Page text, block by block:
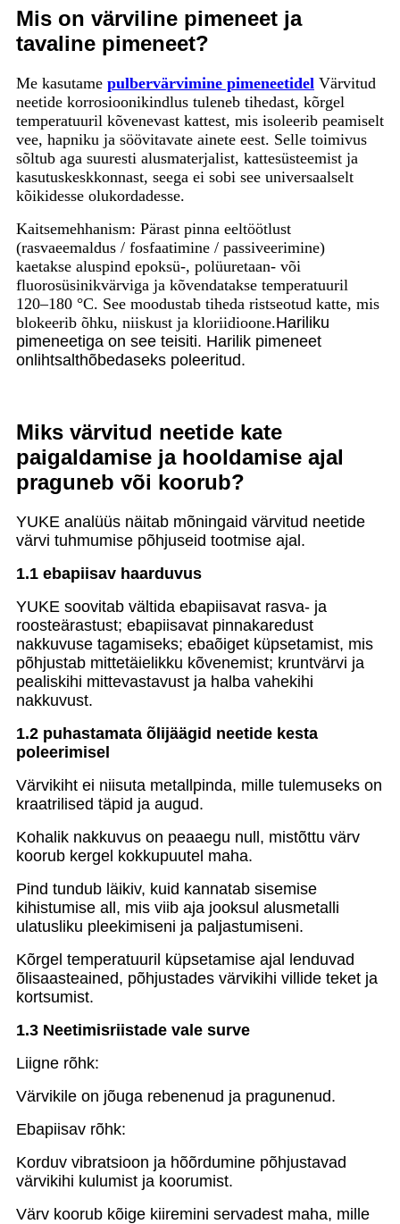
Mis on värviline pimeneet ja
tavaline pimeneet?
Me kasutame pulbervärvimine pimeneetidel Värvitud
neetide korrosioonikindlus tuleneb tihedast, kõrgel
temperatuuril kõvenevast kattest, mis isoleerib peamiselt
vee, hapniku ja söövitavate ainete eest. Selle toimivus
sõltub aga suuresti alusmaterjalist, kattesüsteemist ja
kasutuskeskkonnast, seega ei sobi see universaalselt
kõikidesse olukordadesse.
Kaitsemehhanism: Pärast pinna eeltöötlust
(rasvaeemaldus / fosfaatimine / passiveerimine)
kaetakse aluspind epoksü-, polüuretaan- või
fluorosüsinikvärviga ja kõvendatakse temperatuuril
120–180 °C. See moodustab tiheda ristseotud katte, mis
blokeerib õhku, niiskust ja kloriidioone.Hariliku
pimeneetiga on see teisiti. Harilik pimeneet
onlihtsalthõbedaseks poleeritud.
Miks värvitud neetide kate
paigaldamise ja hooldamise ajal
praguneb või koorub?
YUKE analüüs näitab mõningaid värvitud neetide
värvi tuhmumise põhjuseid tootmise ajal.
1.1 ebapiisav haarduvus
YUKE soovitab vältida ebapiisavat rasva- ja
roosteärastust; ebapiisavat pinnakaredust
nakkuvuse tagamiseks; ebaõiget küpsetamist, mis
põhjustab mittetäielikku kõvenemist; kruntvärvi ja
pealiskihi mittevastavust ja halba vahekihi
nakkuvust.
1.2 puhastamata õlijäägid neetide kesta
poleerimisel
Värvikiht ei niisuta metallpinda, mille tulemuseks on
kraatrilised täpid ja augud.
Kohalik nakkuvus on peaaegu null, mistõttu värv
koorub kergel kokkupuutel maha.
Pind tundub läikiv, kuid kannatab sisemise
kihistumise all, mis viib aja jooksul alusmetalli
ulatusliku pleekimiseni ja paljastumiseni.
Kõrgel temperatuuril küpsetamise ajal lenduvad
õlisaasteained, põhjustades värvikihi villide teket ja
kortsumist.
1.3 Neetimisriistade vale surve
Liigne rõhk:
Värvikile on jõuga rebenenud ja pragunenud.
Ebapiisav rõhk:
Korduv vibratsioon ja hõõrdumine põhjustavad
värvikihi kulumist ja koorumist.
Värv koorub kõige kiiremini servadest maha, mille